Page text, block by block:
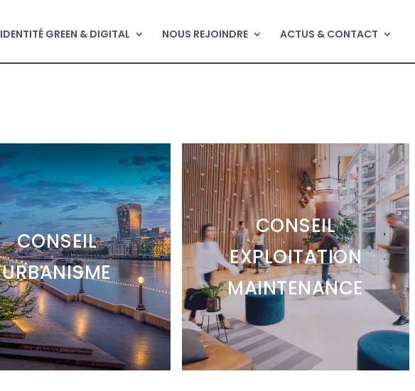
IDENTITÉ GREEN & DIGITAL NOUS REJOINDRE ACTUS & CONTACT
CONSEIL
URBANISME
CONSEIL
EXPLOITATION
MAINTENANCE